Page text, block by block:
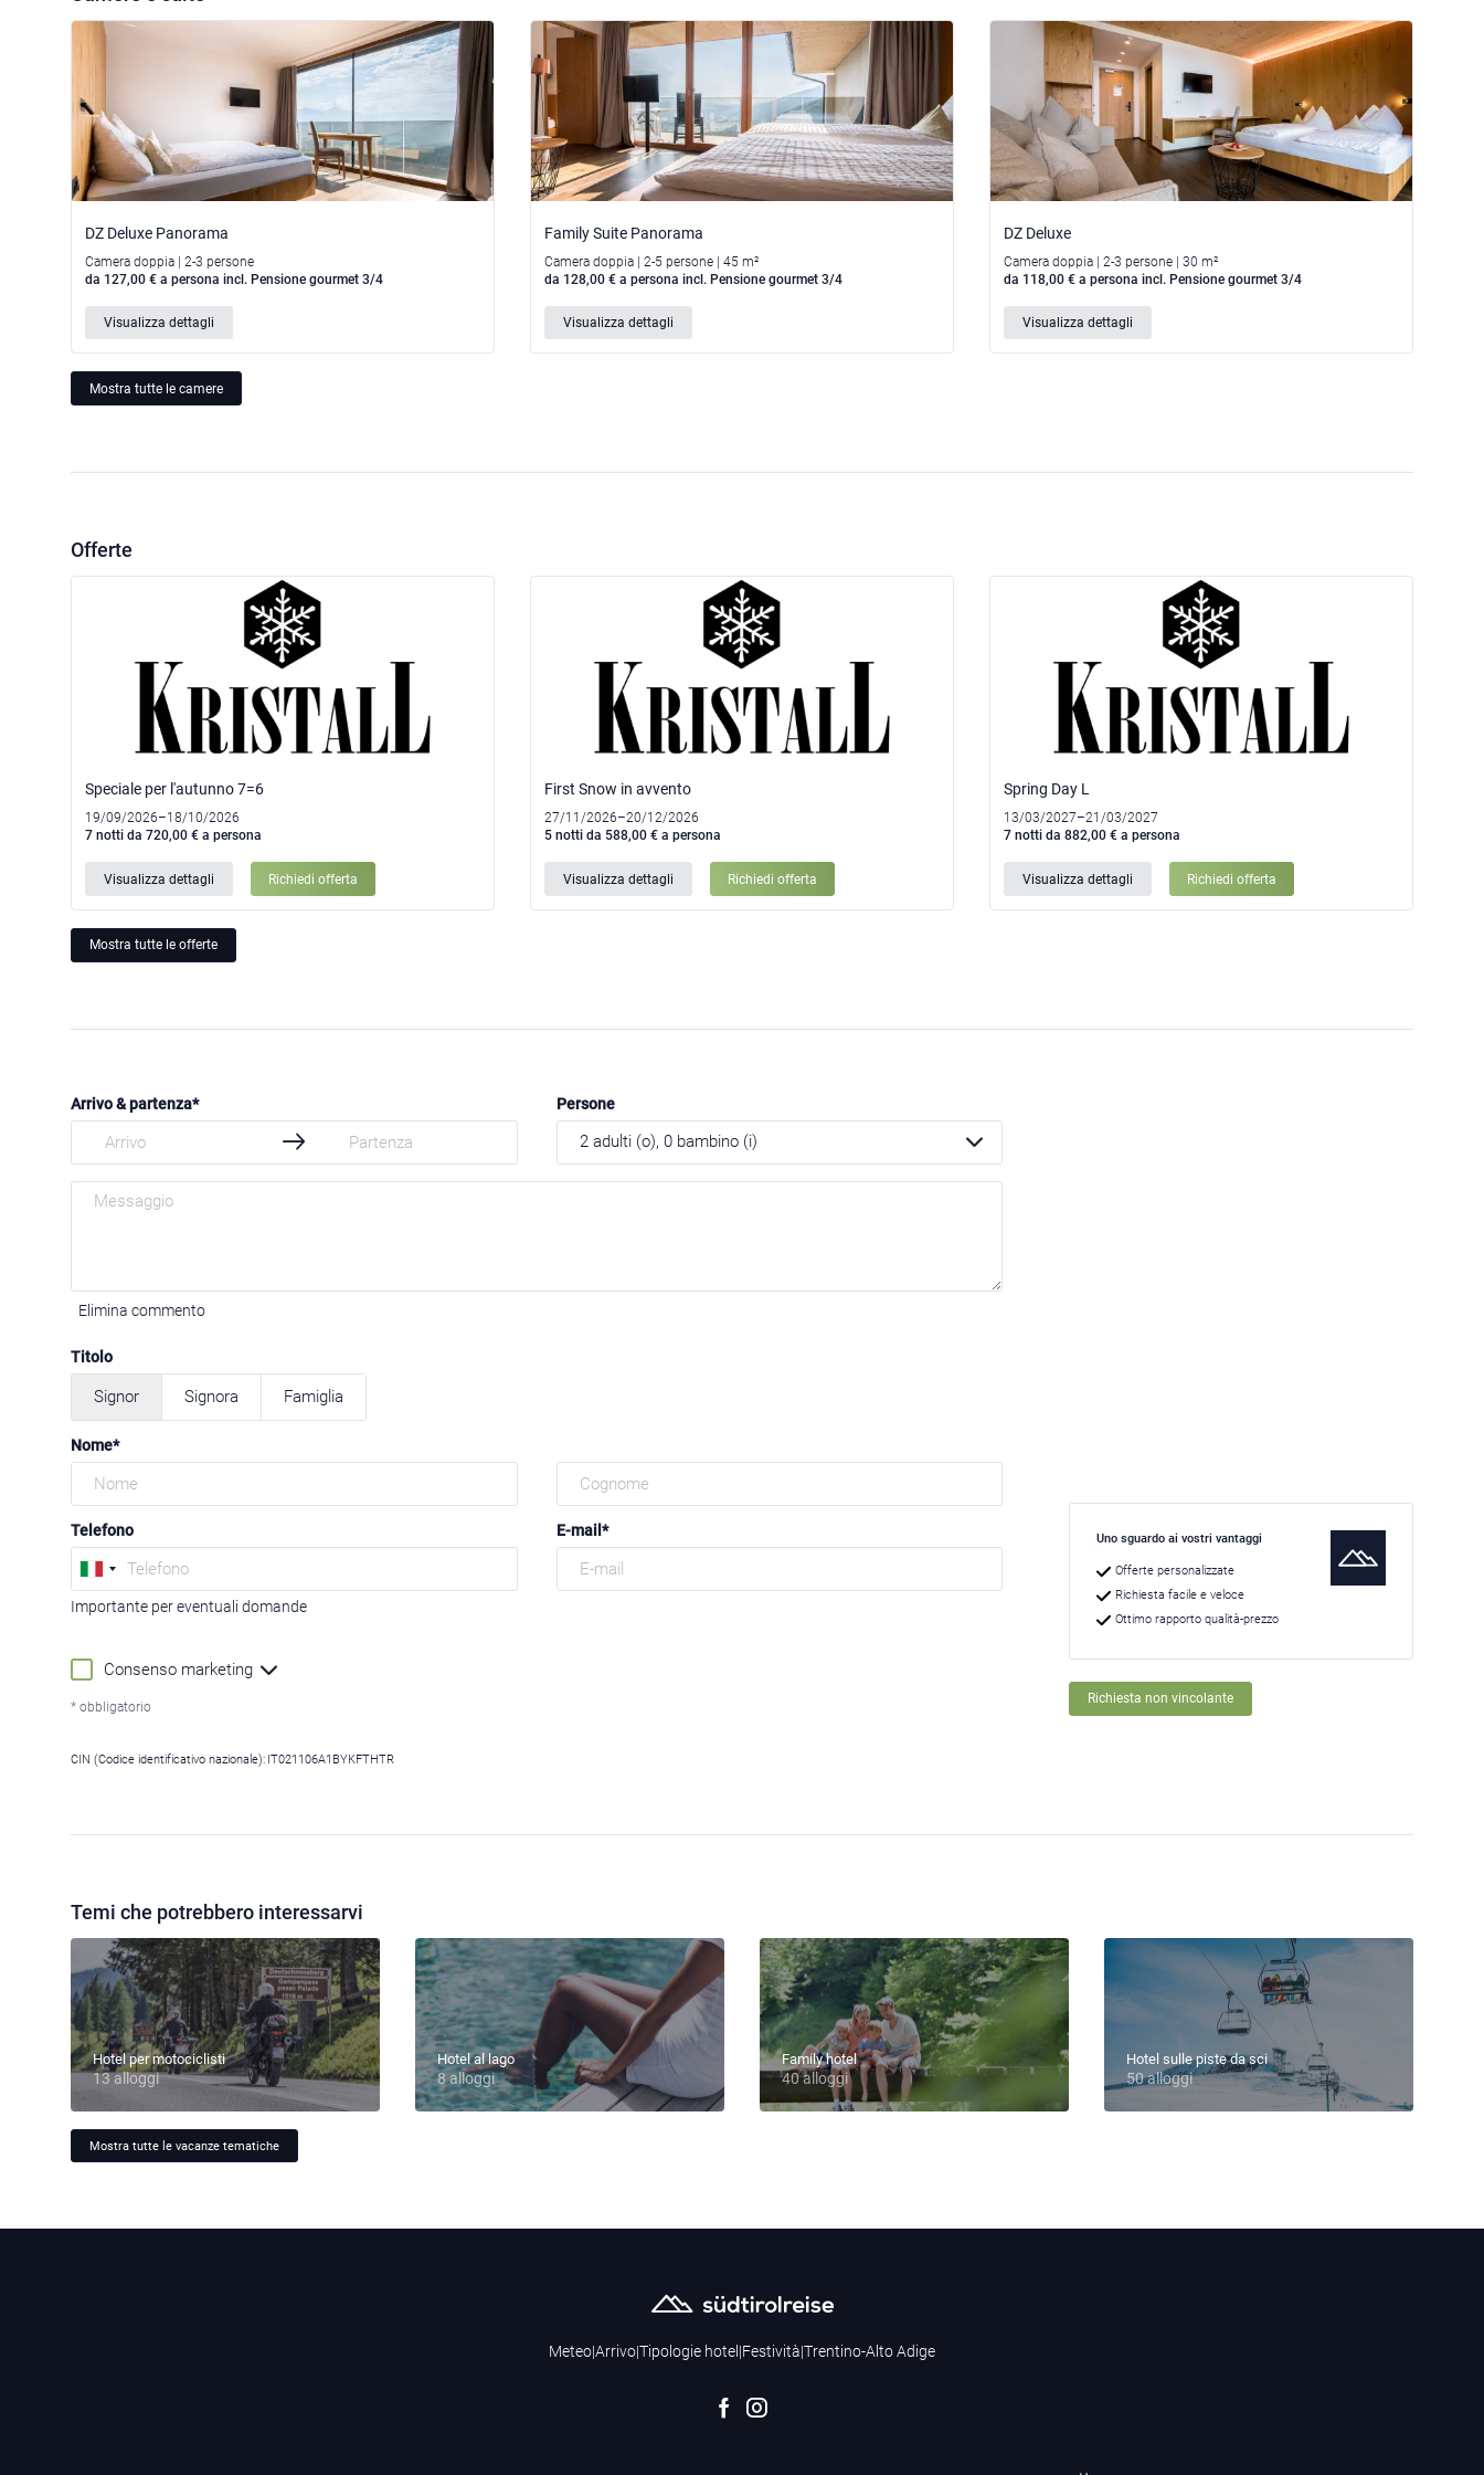
DZ Deluxe Panorama
Camera doppia | 2-3 persone
da 127,00 € a persona incl. Pensione gourmet 3/4
Visualizza dettagli
Family Suite Panorama
Camera doppia | 2-5 persone | 45 m²
da 128,00 € a persona incl. Pensione gourmet 3/4
Visualizza dettagli
DZ Deluxe
Camera doppia | 2-3 persone | 30 m²
da 118,00 € a persona incl. Pensione gourmet 3/4
Visualizza dettagli
Mostra tutte le camere
Offerte
Speciale per l'autunno 7=6
19/09/2026–18/10/2026
7 notti da 720,00 € a persona
Visualizza dettagli Richiedi offerta
First Snow in avvento
27/11/2026–20/12/2026
5 notti da 588,00 € a persona
Visualizza dettagli Richiedi offerta
Spring Day L
13/03/2027–21/03/2027
7 notti da 882,00 € a persona
Visualizza dettagli Richiedi offerta
Mostra tutte le offerte
Arrivo & partenza Persone
2adulti (o), 0bambino (i)
Elimina commento
Titolo
Signor Signora Famiglia
Nome
Telefono
Importante per eventuali domande
E-mail
Consenso marketing
* obbligatorio
Uno sguardo ai vostri vantaggi
Offerte personalizzate
Richiesta facile e veloce
Ottimo rapporto qualità-prezzo
Richiesta non vincolante
CIN (Codice identificativo nazionale): IT021106A1BYKFTHTR
Temi che potrebbero interessarvi
Hotel per motociclisti
13 alloggi
Hotel al lago
8 alloggi
Family hotel
40 alloggi
Hotel sulle piste da sci
50 alloggi
Mostra tutte le vacanze tematiche
Meteo|Arrivo|Tipologie hotel |Festività|Trentino-Alto Adige